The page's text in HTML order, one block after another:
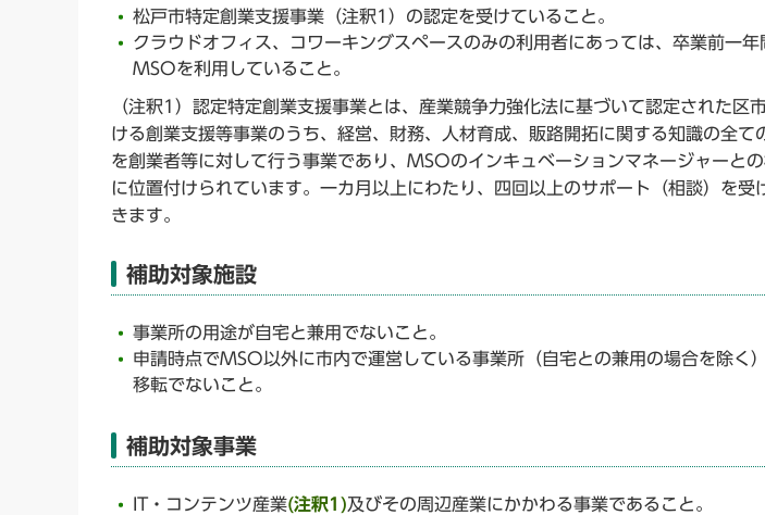
松戸市特定創業支援事業（注釈1）の認定を受けていること。
クラウドオフィス、コワーキングスペースのみの利用者にあっては、卒業前一
MSOを利用していること。
（注釈1）認定特定創業支援事業とは、産業競争力強化法に基づいて認定された区
ける創業支援等事業のうち、経営、財務、人材育成、販路開拓に関する知識の全て
を創業者等に対して行う事業であり、MSOのインキュベーションマネージャーと
に位置付けられています。一カ月以上にわたり、四回以上のサポート（相談）を受
きます。
補助対象施設
事業所の用途が自宅と兼用でないこと。
申請時点でMSO以外に市内で運営している事業所（自宅との兼用の場合を除く
移転でないこと。
補助対象事業
IT・コンテンツ産業(注釈1)及びその周辺産業にかかわる事業であること。